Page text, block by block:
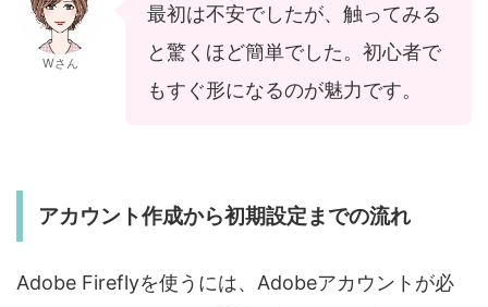
Wさん
最初は不安でしたが、触ってみる
と驚くほど簡単でした。初心者で
もすぐ形になるのが魅力です。
アカウント作成から初期設定までの流れ
Adobe Fireflyを使うには、Adobeアカウントが必